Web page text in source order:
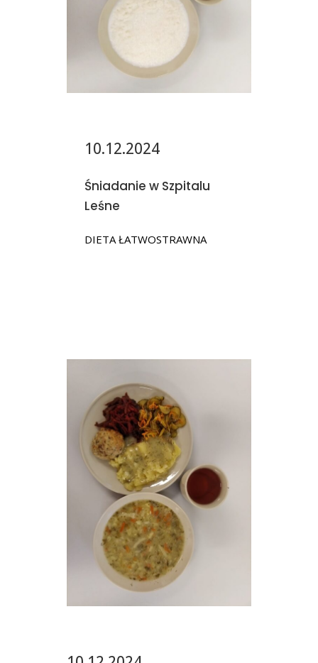
10.12.2024
Śniadanie w Szpitalu
Leśne
DIETA ŁATWOSTRAWNA